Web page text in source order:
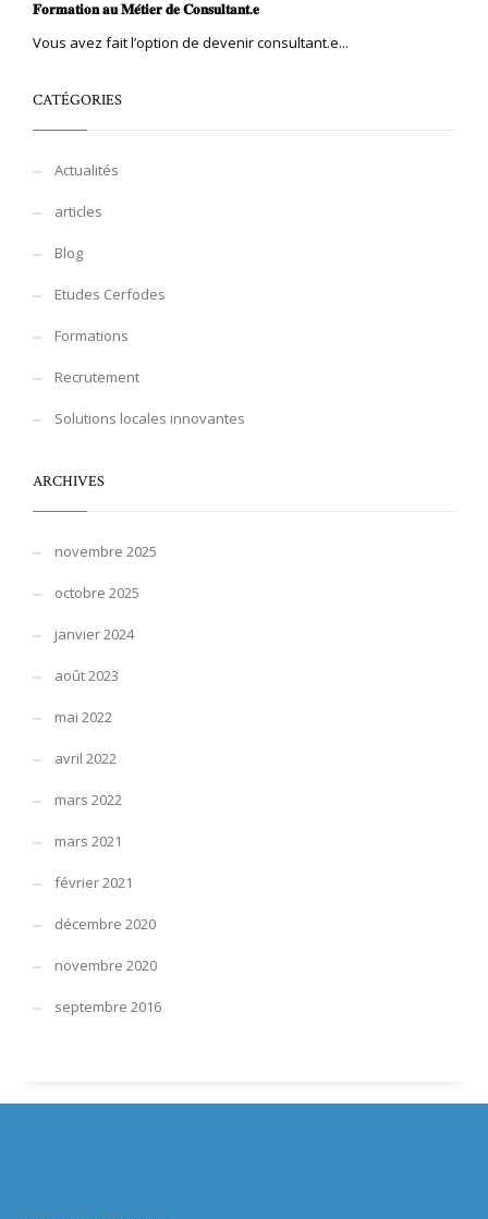
𝐅𝐨𝐫𝐦𝐚𝐭𝐢𝐨𝐧 𝐚𝐮 𝐌𝐞́𝐭𝐢𝐞𝐫 𝐝𝐞 𝐂𝐨𝐧𝐬𝐮𝐥𝐭𝐚𝐧𝐭.𝐞
Vous avez fait l’option de devenir consultant.e...
CATÉGORIES
Actualités
articles
Blog
Etudes Cerfodes
Formations
Recrutement
Solutions locales innovantes
ARCHIVES
novembre 2025
octobre 2025
janvier 2024
août 2023
mai 2022
avril 2022
mars 2022
mars 2021
février 2021
décembre 2020
novembre 2020
septembre 2016